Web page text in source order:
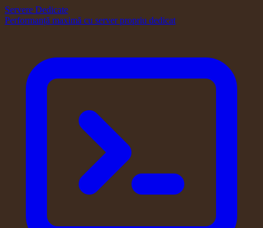
Servere Dedicate
Performanță maximă cu server propriu dedicat